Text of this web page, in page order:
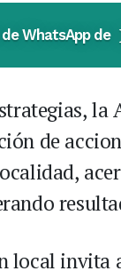
WhatsApp de
de
local invita